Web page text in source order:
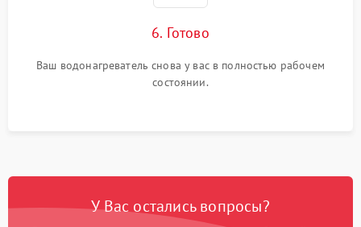
6. Готово
Ваш водонагреватель снова у вас в полностью рабочем
состоянии.
У Вас остались вопросы?